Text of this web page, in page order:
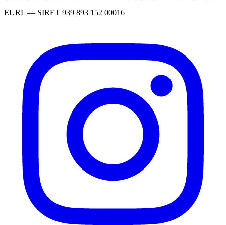
EURL — SIRET 939 893 152 00016